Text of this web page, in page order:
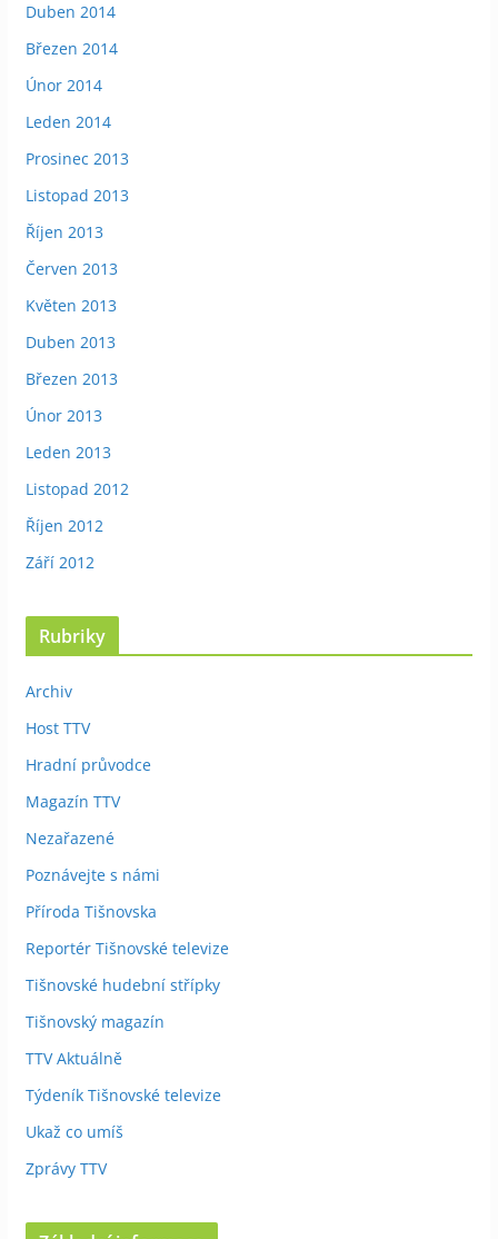
Duben 2014
Březen 2014
Únor 2014
Leden 2014
Prosinec 2013
Listopad 2013
Říjen 2013
Červen 2013
Květen 2013
Duben 2013
Březen 2013
Únor 2013
Leden 2013
Listopad 2012
Říjen 2012
Září 2012
Rubriky
Archiv
Host TTV
Hradní průvodce
Magazín TTV
Nezařazené
Poznávejte s námi
Příroda Tišnovska
Reportér Tišnovské televize
Tišnovské hudební střípky
Tišnovský magazín
TTV Aktuálně
Týdeník Tišnovské televize
Ukaž co umíš
Zprávy TTV